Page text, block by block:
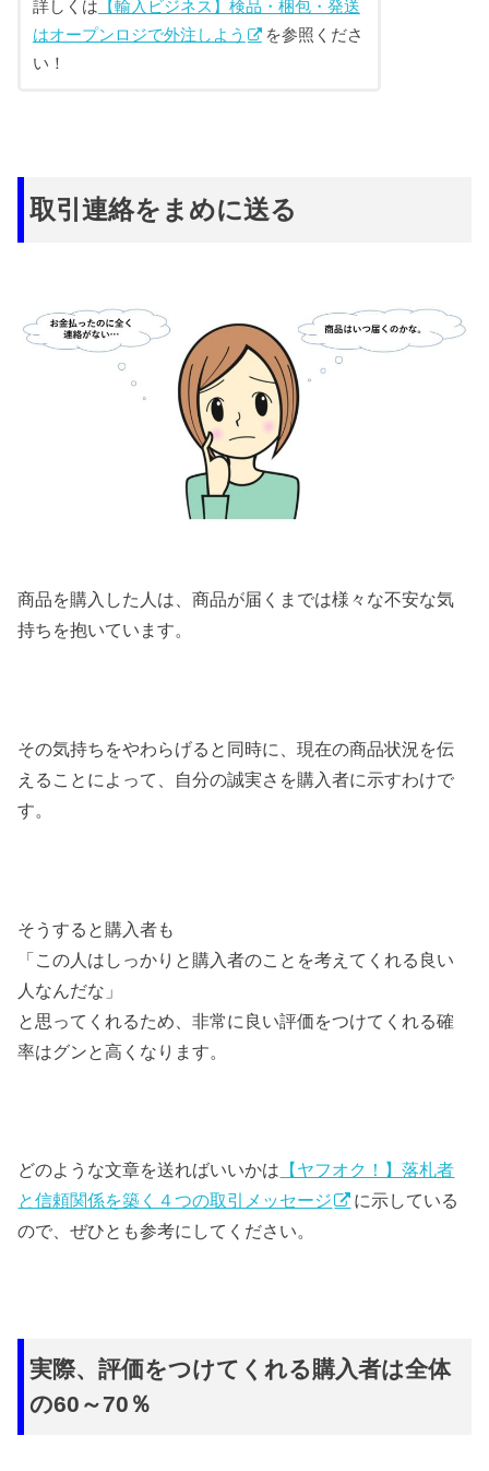
詳しくは 【輸入ビジネス】検品・梱包・発送
はオープンロジで外注しよう
を参照くださ
い！
取引連絡をまめに送る
商品を購入した人は、商品が届くまでは様々な不安な気
持ちを抱いています。
その気持ちをやわらげると同時に、現在の商品状況を伝
えることによって、自分の誠実さを購入者に示すわけで
す。
そうすると購入者も
「この人はしっかりと購入者のことを考えてくれる良い
人なんだな」
と思ってくれるため、非常に良い評価をつけてくれる確
率はグンと高くなります。
どのような文章を送ればいいかは 【ヤフオク！】落札者
と信頼関係を築く４つの取引メッセージ
に示している
ので、ぜひとも参考にしてください。
実際、評価をつけてくれる購入者は全体
の60～70％